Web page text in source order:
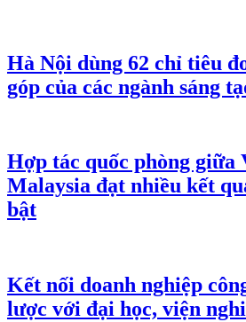
Hà Nội dùng 62 chỉ tiêu
góp của các ngành sáng
Hợp tác quốc phòng giữa
Malaysia đạt nhiều kết
bật
Kết nối doanh nghiệp
lược với đại học, viện